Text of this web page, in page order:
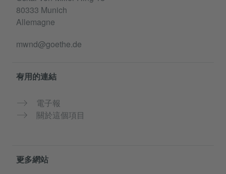
80333 Munich
Allemagne
mwnd@goethe.de
有用的連結
電子報
關於這個項目
更多網站